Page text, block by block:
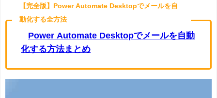
【完全版】Power Automate Desktopでメールを自
動化する全方法
Power Automate Desktopでメールを自動
化する方法まとめ